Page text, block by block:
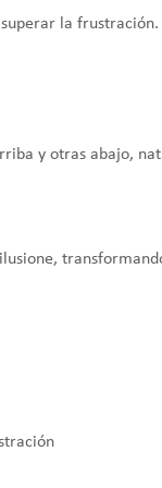
la
y otras abajo,